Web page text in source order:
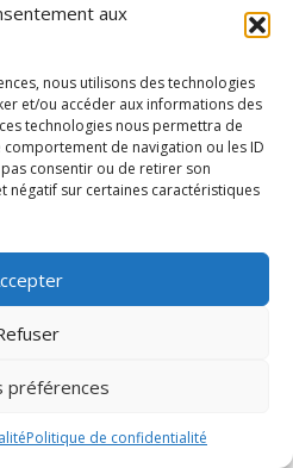
aux
nous utilisons des technologies
et/ou accéder aux informations des
technologies nous permettra de
de navigation ou les ID
consentir ou de retirer son
négatif sur certaines caractéristiques
préférences
Politique de confidentialité
On peut également